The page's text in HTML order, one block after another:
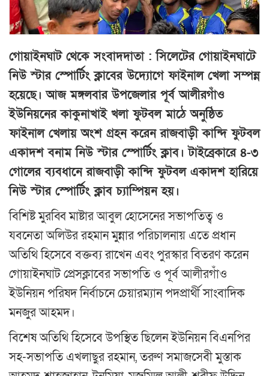
গোয়াইনঘাট থেকে সংবাদদাতা : সিলেটের গোয়াইনঘাটে
নিউ স্টার স্পোর্টিং ক্লাবের উদ্যোগে ফাইনাল খেলা সম্পন্ন
হয়েছে। আজ মঙ্গলবার উপজেলার পূর্ব আলীরগাঁও
ইউনিয়নের কাকুনাখাই খলা ফুটবল মাঠে অনুষ্ঠিত
ফাইনাল খেলায় অংশ গ্রহন করেন রাজবাড়ী কান্দি ফুটবল
একাদশ বনাম নিউ স্টার স্পোর্টিং ক্লাব। টাইব্রেকারে ৪-৩
গোলের ব্যবধানে রাজবাড়ী কান্দি ফুটবল একাদশ হারিয়ে
নিউ স্টার স্পোর্টিং ক্লাব চ্যাম্পিয়ন হয়।
বিশিষ্ট মুরব্বি মাষ্টার আবুল হোসেনের সভাপতিত্ব ও
যবনেতা অলিউর রহমান মুন্নার পরিচালনায় এতে প্রধান
অতিথি হিসেবে বক্তব্য রাখেন এবং পুরস্কার বিতরণ করেন
গোয়াইনঘাট প্রেসক্লাবের সভাপতি ও পূর্ব আলীরগাঁও
ইউনিয়ন পরিষদ নির্বাচনে চেয়ারম্যান পদপ্রার্থী সাংবাদিক
মনজুর আহমদ।
বিশেষ অতিথি হিসেবে উপস্থিত ছিলেন ইউনিয়ন বিএনপির
সহ-সভাপতি এখলাছুর রহমান, তরুণ সমাজসেবী মুস্তাক